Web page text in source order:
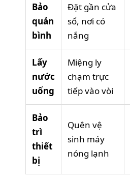
Bảo
quản
bình
Đặt gần cửa
sổ, nơi có
nắng
Lấy
nước
uống
Miệng ly
chạm trực
tiếp vào vòi
Bảo
trì
thiết
bị
Quên vệ
sinh máy
nóng lạnh